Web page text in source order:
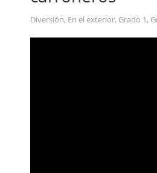
Diversión, En el exterior, Grado 1,